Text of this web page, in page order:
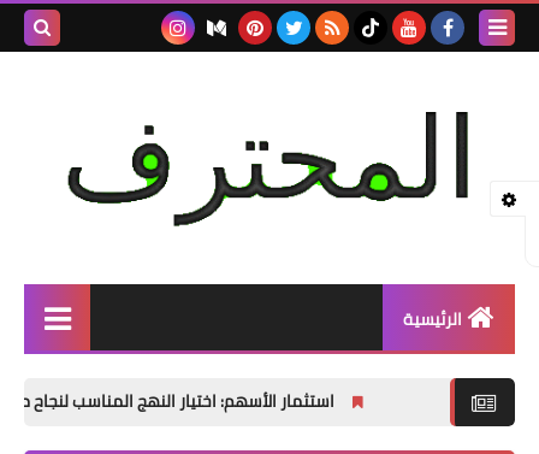
الرئيسية
استثمار الأسهم: اختيار النهج المناسب لنجاح مالي مستدام